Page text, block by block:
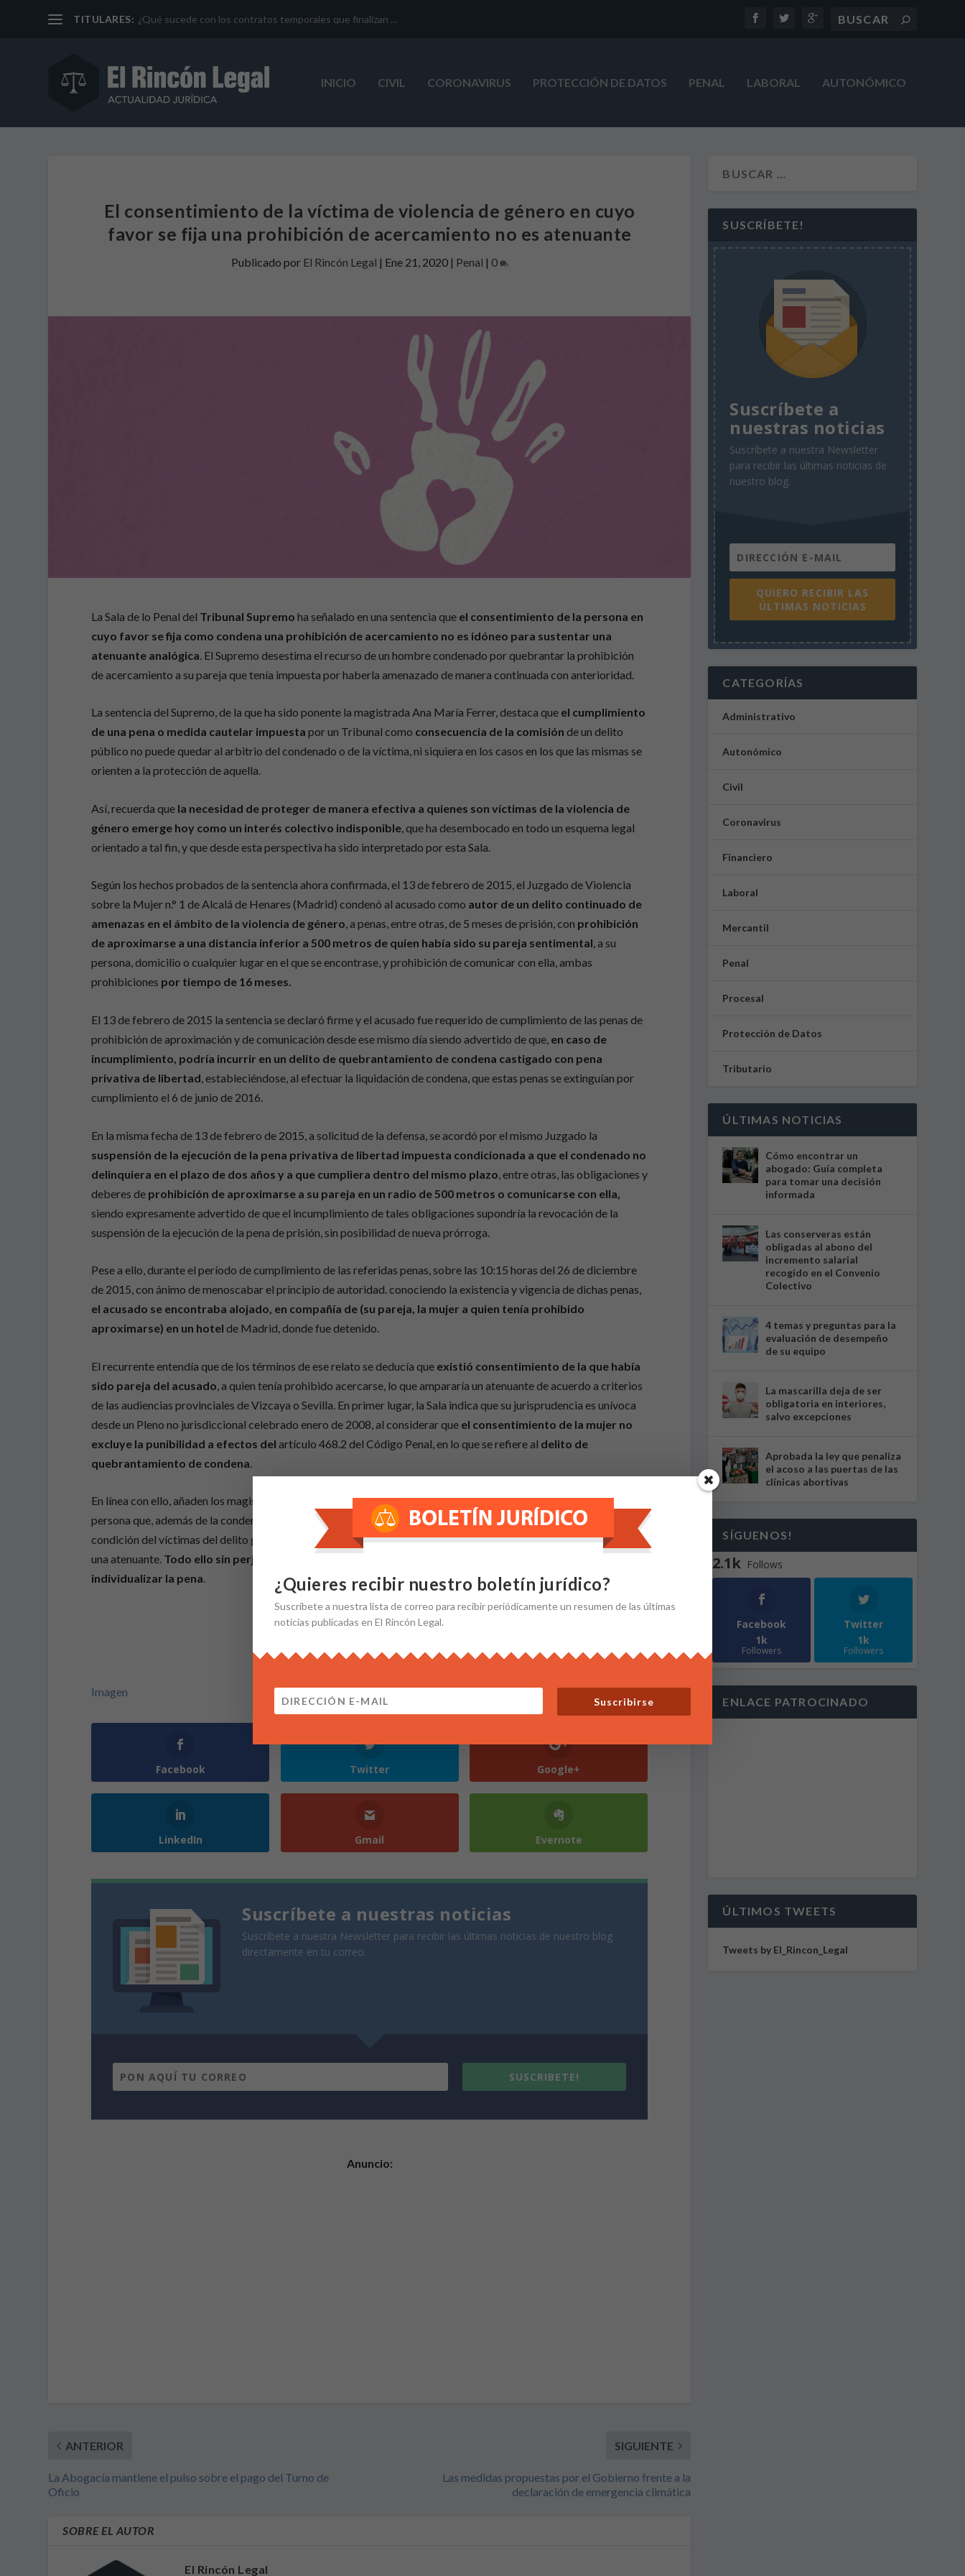
TITULARES: ¿Qué sucede con los contratos temporales que finalizan ...
INICIO CIVIL CORONAVIRUS PROTECCIÓN DE DATOS PENAL LABORAL AUTONÓMICO
El consentimiento de la víctima de violencia de género en cuyo
favor se fija una prohibición de acercamiento no es atenuante
Publicado por El Rincón Legal | Ene 21, 2020| Penal | 0
La Sala de lo Penal del Tribunal Supremo ha señalado en una sentencia que el consentimiento de la persona en
cuyo favor se fija como condena una prohibición de acercamiento no es idóneo para sustentar una
atenuante analógica . El Supremo desestima el recurso de un hombre condenado por quebrantar la prohibición
de acercamiento a su pareja que tenía impuesta por haberla amenazado de manera continuada con anterioridad.
La sentencia del Supremo, de la que ha sido ponente la magistrada Ana María Ferrer, destaca que el cumplimiento
de una pena o medida cautelar impuesta por un Tribunal como consecuencia de la comisión de un delito
público no puede quedar al arbitrio del condenado o de la víctima, ni siquiera en los casos en los que las mismas se
orienten a la protección de aquella.
Así, recuerda que la necesidad de proteger de manera efectiva a quienes son víctimas de la violencia de
género emerge hoy como un interés colectivo indisponible, que ha desembocado en todo un esquema legal
orientado a tal fin, y que desde esta perspectiva ha sido interpretado por esta Sala.
Según los hechos probados de la sentencia ahora confirmada, el 13 de febrero de 2015, el Juzgado de Violencia
sobre la Mujer n.° 1 de Alcalá de Henares (Madrid) condenó al acusado como autor de un delito continuado de
amenazas en el ámbito de la violencia de género, a penas, entre otras, de 5 meses de prisión, con prohibición
de aproximarse a una distancia inferior a 500 metros de quien había sido su pareja sentimental, a su
persona, domicilio o cualquier lugar en el que se encontrase, y prohibición de comunicar con ella, ambas
prohibiciones por tiempo de 16 meses.
El 13 de febrero de 2015 la sentencia se declaró firme y el acusado fue requerido de cumplimiento de las penas de
prohibición de aproximación y de comunicación desde ese mismo día siendo advertido de que, en caso de
incumplimiento, podría incurrir en un delito de quebrantamiento de condena castigado con pena
privativa de libertad, estableciéndose, al efectuar la liquidación de condena, que estas penas se extinguían por
cumplimiento el 6 de junio de 2016.
En la misma fecha de 13 de febrero de 2015, a solicitud de la defensa, se acordó por el mismo Juzgado la
suspensión de la ejecución de la pena privativa de libertad impuesta condicionada a que el condenado no
delinquiera en el plazo de dos años y a que cumpliera dentro del mismo plazo , entre otras, las obligaciones y
deberes de prohibición de aproximarse a su pareja en un radio de 500 metros o comunicarse con ella,
siendo expresamente advertido de que el incumplimiento de tales obligaciones supondría la revocación de la
suspensión de la ejecución de la pena de prisión, sin posibilidad de nueva prórroga.
Pese a ello, durante el período de cumplimiento de las referidas penas, sobre las 10:15 horas del 26 de diciembre
de 2015, con ánimo de menoscabar el principio de autoridad. conociendo la existencia y vigencia de dichas penas,
el acusado se encontraba alojado, en compañía de (su pareja, la mujer a quien tenía prohibido
aproximarse) en un hotel de Madrid, donde fue detenido.
El recurrente entendía que de los términos de ese relato se deducía que existió consentimiento de la que había
sido pareja del acusado , a quien tenía prohibido acercarse, lo que ampararía un atenuante de acuerdo a criterios
de las audiencias provinciales de Vizcaya o Sevilla. En primer lugar, la Sala indica que su jurisprudencia es unívoca
desde un Pleno no jurisdiccional celebrado enero de 2008, al considerar que el consentimiento de la mujer no
excluye la punibilidad a efectos del artículo 468.2 del Código Penal, en lo que se refiere al delito de
quebrantamiento de condena
En línea con ello, añaden los magistrados, claudica cualquier posibilidad de anclar en el consentimiento de la
persona que, además de la condenada, se ve afectada por alguna de las prohibiciones de acercamiento en su
condición del víctimas del delito generador de las mismas, la “análoga significación” que faculta la construcción de
una atenuante. Todo ello sin perjuicio de que pueda ser un factor a tomar en cuenta a la hora de
individualizar la pena.
Imagen
Facebook Twitter Google+
LinkedIn Gmail Evernote
Suscríbete a nuestras noticias
Suscríbete a nuestra Newsletter para recibir las últimas noticias de nuestro blog
directamente en tu correo.
SUSCRIBETE!
Anuncio:
ANTERIOR
La Abogacía mantiene el pulso sobre el pago del Turno de
Oficio
SIGUIENTE
Las medidas propuestas por el Gobierno frente a la
declaración de emergencia climática
SOBRE EL AUTOR
El Rincón Legal
SUSCRÍBETE!
Suscríbete a
nuestras noticias
Suscríbete a nuestra Newsletter
para recibir las últimas noticias de
nuestro blog.
QUIERO RECIBIR LAS
ÚLTIMAS NOTICIAS
CATEGORÍAS
Administrativo
Autonómico
Civil
Coronavirus
Financiero
Laboral
Mercantil
Penal
Procesal
Protección de Datos
Tributario
ÚLTIMAS NOTICIAS
Cómo encontrar un
abogado: Guía completa
para tomar una decisión
informada
Las conserveras están
obligadas al abono del
incremento salarial
recogido en el Convenio
Colectivo
4 temas y preguntas para la
evaluación de desempeño
de su equipo
La mascarilla deja de ser
obligatoria en interiores,
salvo excepciones
Aprobada la ley que penaliza
el acoso a las puertas de las
clínicas abortivas
SÍGUENOS!
2.1k Follows
Facebook
1k
Followers
Twitter
1k
Followers
ENLACE PATROCINADO
ÚLTIMOS TWEETS
Tweets by El_Rincon_Legal
¿Quieres recibir nuestro boletín jurídico?
Suscríbetea nuestra lista de correo para recibir periódicamente un resumen de las últimas
noticias publicadas en El Rincón Legal.
Suscribirse